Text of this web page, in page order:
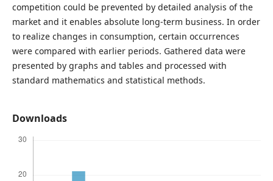
competition could be prevented by detailed analysis of the
market and it enables absolute long-term business. In order
to realize changes in consumption, certain occurrences
were compared with earlier periods. Gathered data were
presented by graphs and tables and processed with
standard mathematics and statistical methods.
Downloads